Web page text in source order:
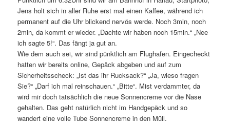
Jens holt sich in aller Ruhe erst mal einen Kaffee, während ich
permanent auf die Uhr blickend nervös werde. Noch 3min, noch
2min, da kommt er wieder. „Dachte wir haben noch 15min.“ „Nee
ich sagte 5!“. Das fängt ja gut an.
Wie dem auch sei, wir sind pünktlich am Flughafen. Eingecheckt
hatten wir bereits online, Gepäck abgeben und auf zum
Sicherheitsscheck: „Ist das ihr Rucksack?“ „Ja, wieso fragen
Sie?“ „Darf ich mal reinschauen.“ „Bitte“. Mist verdammter, da
wird mir doch tatsächlich die neue Sonnencreme vor die Nase
gehalten. Das geht natürlich nicht im Handgepäck und so
wandert eine volle Tube Sonnencreme in den Müll.